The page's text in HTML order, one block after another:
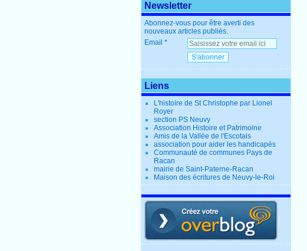
Newsletter
Abonnez-vous pour être averti des
nouveaux articles publiés.
Email
Liens
L'histoire de St Christophe par Lionel
Royer
section PS Neuvy
Association Histoire et Patrimoine
Amis de la Vallée de l'Escotais
association pour aider les handicapés
Communauté de communes Pays de
Racan
mairie de Saint-Paterne-Racan
Maison des écritures de Neuvy-le-Roi